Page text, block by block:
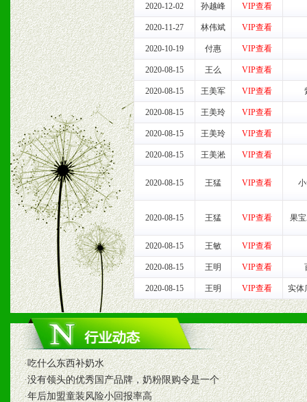
2020-12-02 孙越峰 VIP查看
2020-11-27 林伟斌 VIP查看
2020-10-19 付惠 VIP查看
2020-08-15 王么 VIP查看
2020-08-15 王美军 VIP查看
2020-08-15 王美玲 VIP查看
2020-08-15 王美玲 VIP查看
2020-08-15 王美淞 VIP查看
2020-08-15 王猛 VIP查看
2020-08-15 王猛 VIP查看 果
2020-08-15 王敏 VIP查看
2020-08-15 王明 VIP查看
2020-08-15 王明 VIP查看 实体
·吃什么东西补奶水
·没有领头的优秀国产品牌，奶粉限购令是一个
·年后加盟童装风险小回报率高